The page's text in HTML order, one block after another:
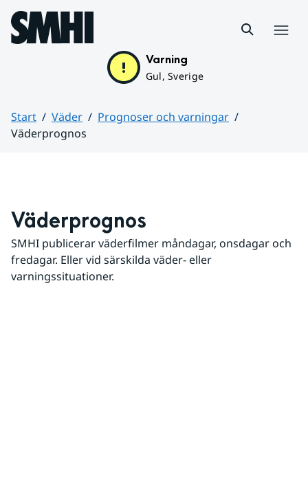
Hoppa till sidans innehåll
Varning
Gul, Sverige
Start Väder
Prognoser och varningar
Väderprognos
Väderprognos
SMHI publicerar väderfilmer måndagar, onsdagar och
fredagar. Eller vid särskilda väder- eller
varningssituationer.